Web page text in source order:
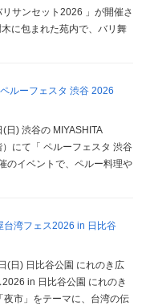
サンセット2026 」が開催さ
に包まれた苑内で、バリ舞
ルーフェスタ 渋谷 2026
) 渋谷の MIYASHITA
にて「 ペルーフェスタ 渋谷
のイベントで、ペルー料理や
湾フェス2026 in 日比谷
(日) 日比谷公園 にれのき広
in 日比谷公園 にれのき
市」をテーマに、台湾の伝